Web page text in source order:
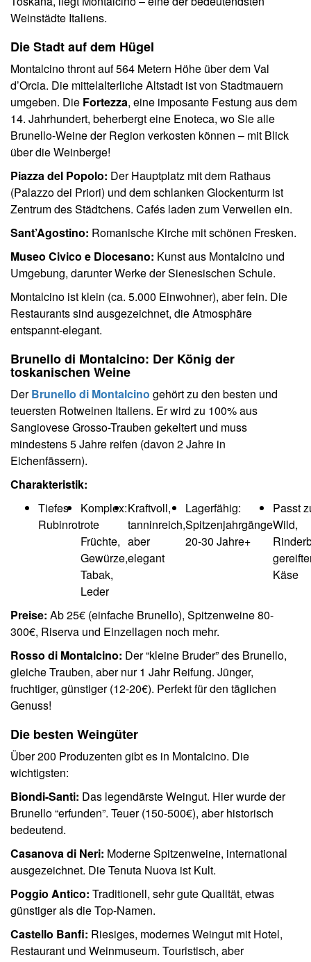
Weinstädte Italiens.
Die Stadt auf dem Hügel
Montalcino thront auf 564 Metern Höhe über dem Val
d’Orcia. Die mittelalterliche Altstadt ist von Stadtmauern
umgeben. Die Fortezza, eine imposante Festung aus dem
14. Jahrhundert, beherbergt eine Enoteca, wo Sie alle
Brunello-Weine der Region verkosten können – mit Blick
über die Weinberge!
Piazza del Popolo: Der Hauptplatz mit dem Rathaus
(Palazzo dei Priori) und dem schlanken Glockenturm ist
Zentrum des Städtchens. Cafés laden zum Verweilen ein.
Sant’Agostino: Romanische Kirche mit schönen Fresken.
Museo Civico e Diocesano: Kunst aus Montalcino und
Umgebung, darunter Werke der Sienesischen Schule.
Montalcino ist klein (ca. 5.000 Einwohner), aber fein. Die
Restaurants sind ausgezeichnet, die Atmosphäre
entspannt-elegant.
Brunello di Montalcino: Der König der
toskanischen Weine
DerBrunello di Montalcino gehört zu den besten und
teuersten Rotweinen Italiens. Er wird zu 100% aus
Sangiovese Grosso-Trauben gekeltert und muss
mindestens 5 Jahre reifen (davon 2 Jahre in
Eichenfässern).
Charakteristik:
Tiefes
Rubinrot
Komplex:
rote
Früchte,
Gewürze,
Tabak,
Leder
Kraftvoll,
tanninreich,
aber
elegant
Lagerfähig:
Spitzenjahrgänge
20-30 Jahre+
Passt
Wild,
Käse
Preise: Ab 25€ (einfache Brunello), Spitzenweine 80-
300€, Riserva und Einzellagen noch mehr.
Rosso di Montalcino: Der “kleine Bruder” des Brunello,
gleiche Trauben, aber nur 1 Jahr Reifung. Jünger,
fruchtiger, günstiger (12-20€). Perfekt für den täglichen
Genuss!
Die besten Weingüter
Über 200 Produzenten gibt es in Montalcino. Die
wichtigsten:
Biondi-Santi: Das legendärste Weingut. Hier wurde der
Brunello “erfunden”. Teuer (150-500€), aber historisch
bedeutend.
Casanova di Neri: Moderne Spitzenweine, international
ausgezeichnet. Die Tenuta Nuova ist Kult.
Poggio Antico: Traditionell, sehr gute Qualität, etwas
günstiger als die Top-Namen.
Castello Banfi: Riesiges, modernes Weingut mit Hotel,
Restaurant und Weinmuseum. Touristisch, aber